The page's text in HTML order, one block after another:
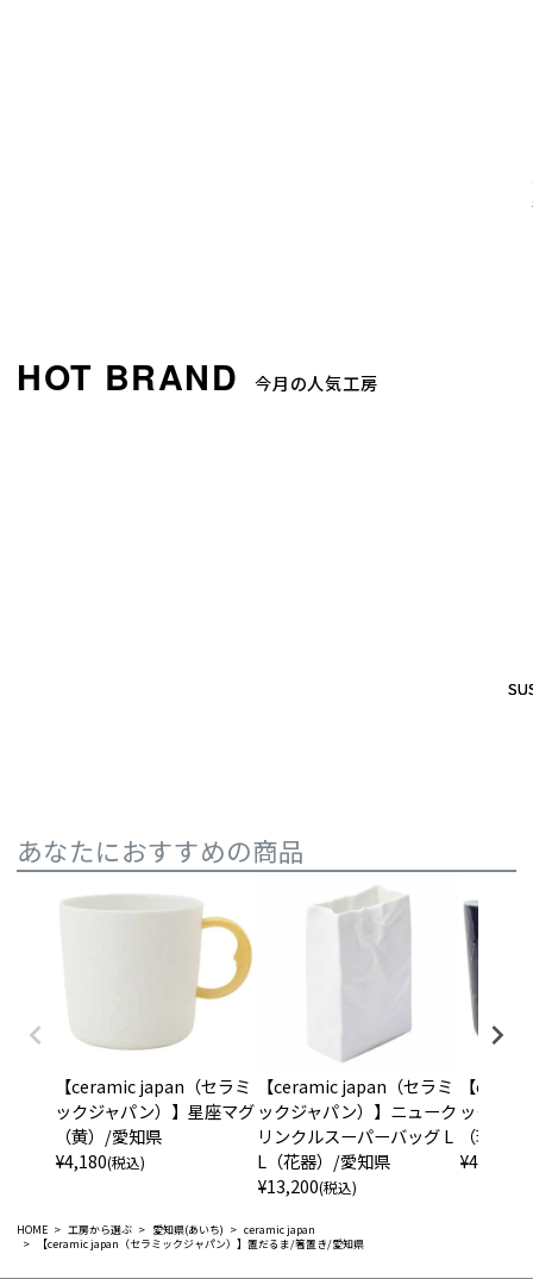
HOME 工房から選ぶ 愛知県(あいち)
ceramic japan
【ceramic japan（セラミックジャパン）】置だるま/箸置き/愛知県
今月の人気工房
あなたにおすすめの商品
【ceramic japan（セラミ
ックジャパン）】星座マグ
（黄）/愛知県
¥4,180(税込)
【ceramic japan（セラミ
ックジャパン）】ニューク
リンクルスーパーバッグ L
L（花器）/愛知県
¥13,200(税込)
【
ックジャ
（瑠璃
¥4,180